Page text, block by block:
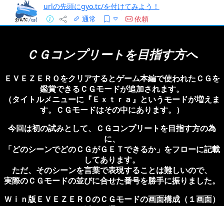
urlの先頭にgyo.tc/を付けてみよう！
通常
依頼